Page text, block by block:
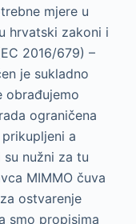
mjere u
hrvatski zakoni i
2016/679) –
je sukladno
obrađujemo
ograničena
a
nužni za tu
MIMMO čuva
ostvarenje
smo propisima